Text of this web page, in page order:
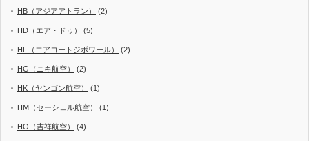
HB（アジアアトラン） (2)
HD（エア・ドゥ） (5)
HF（エアコートジボワール） (2)
HG（ニキ航空） (2)
HK（ヤンゴン航空） (1)
HM（セーシェル航空） (1)
HO（吉祥航空） (4)